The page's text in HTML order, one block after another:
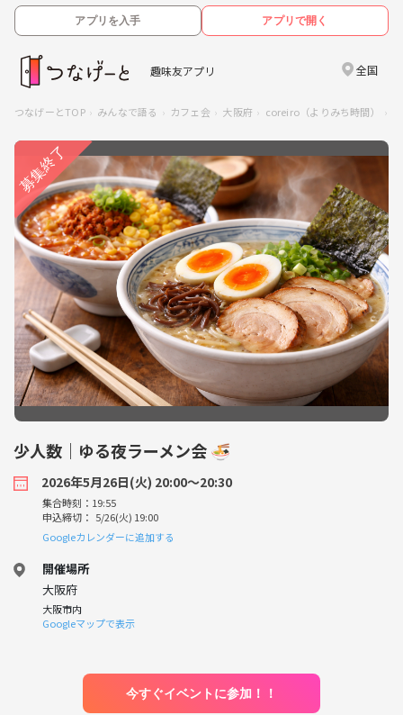
アプリを入手 アプリで開く
趣味友アプリ 全国
つなげーとTOP みんなで語る カフェ会 大阪府 coreiro（よりみち時間）
少人数｜ゆる夜ラーメン会 🍜
2026年5月26日(火) 20:00〜20:30
集合時刻：19:55
申込締切： 5/26(火) 19:00
Googleカレンダーに追加する
開催場所
大阪府
大阪市内
Googleマップで表示
今すぐイベントに参加！！